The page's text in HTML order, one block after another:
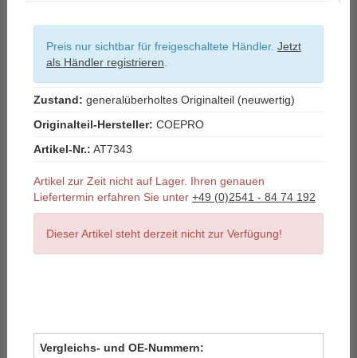
Preis nur sichtbar für freigeschaltete Händler. Jetzt
als Händler registrieren
Zustand: generalüberholtes Originalteil (neuwertig)
Originalteil-Hersteller: COEPRO
Artikel-Nr.: AT7343
Artikel zur Zeit nicht auf Lager. Ihren genauen
Liefertermin erfahren Sie unter +49 (0)2541 - 84 74 192
Dieser Artikel steht derzeit nicht zur Verfügung!
Vergleichs- und OE-Nummern: